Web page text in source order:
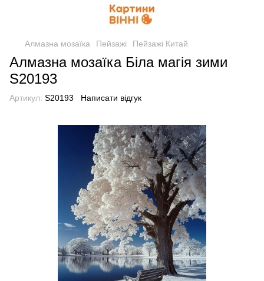
Алмазна мозаїка Пейзажі Пейзажі Китай
Алмазна мозаїка Біла магія зими
S20193
Артикул: S20193 Написати відгук